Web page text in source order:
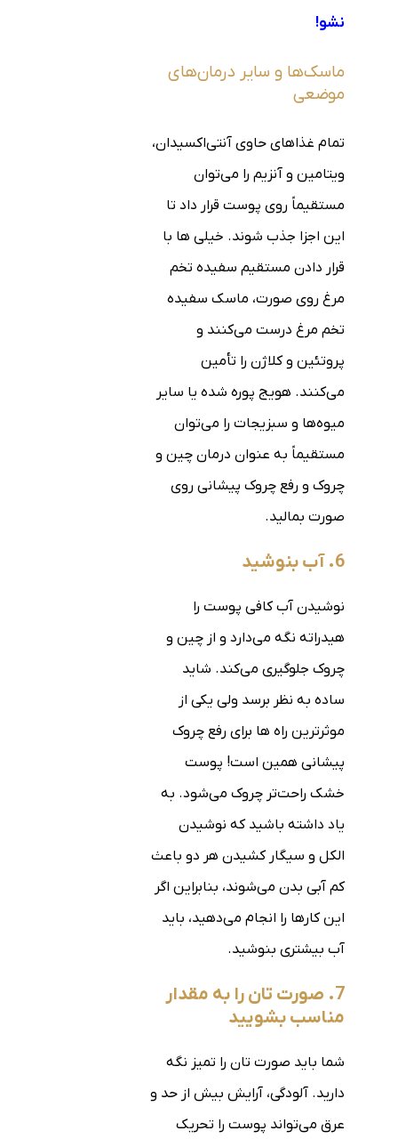
نشو!
ماسک‌ها و سایر درمان‌های
موضعی
تمام غذاهای حاوی آنتی‌اکسیدان،
ویتامین و آنزیم را می‌توان
مستقیماً روی پوست قرار داد تا
این اجزا جذب شوند. خیلی ها با
قرار دادن مستقیم سفیده تخم
مرغ روی صورت، ماسک سفیده
تخم مرغ درست می‌کنند و
پروتئین و کلاژن را تأمین
می‌کنند. هویج پوره شده یا سایر
میوه‌ها و سبزیجات را می‌توان
مستقیماً به عنوان درمان چین و
چروک و رفع چروک پیشانی روی
صورت بمالید.
6. آب بنوشید
نوشیدن آب کافی پوست را
هیدراته نگه می‌دارد و از چین و
چروک جلوگیری می‌کند. شاید
ساده به نظر برسد ولی یکی از
موثرترین راه ها برای رفع چروک
پیشانی همین است! پوست
خشک راحت‌تر چروک می‌شود. به
یاد داشته باشید که نوشیدن
الکل و سیگار کشیدن هر دو باعث
کم آبی بدن می‌شوند، بنابراین اگر
این کارها را انجام می‌دهید، باید
آب بیشتری بنوشید.
7. صورت تان را به مقدار
مناسب بشویید
شما باید صورت تان را تمیز نگه
دارید. آلودگی، آرایش بیش از حد و
عرق می‌تواند پوست را تحریک